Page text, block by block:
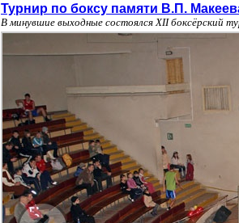
Турнир по боксу памяти В.П.
В минувшие выходные состоялся XII боксёрский